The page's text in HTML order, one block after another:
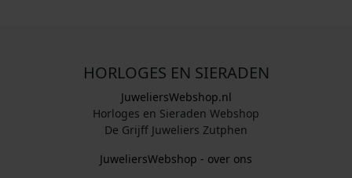
HORLOGES EN SIERADEN
JuweliersWebshop.nl
Horloges en Sieraden Webshop
De Grijff Juweliers Zutphen
JuweliersWebshop - over ons